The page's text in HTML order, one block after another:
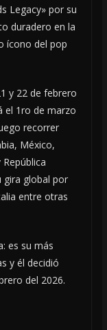
Legacy» por su
duradero en la
ícono del pop
y 22 de febrero
el 1ro de marzo
recorrer
México,
gira global por
entre otras
es su más
y él decidió
del 2026.